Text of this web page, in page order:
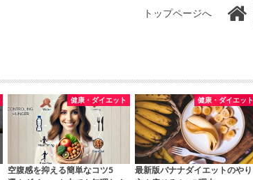
トップページへ
健康・ダイエット
空腹感を抑える簡単なコツ5
健康・ダイエット
最新版バナナダイエットのやり